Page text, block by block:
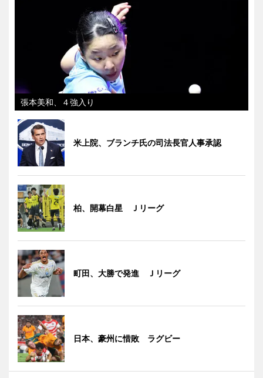
張本美和、４強入り
米上院、ブランチ氏の司法長官人事承認
柏、開幕白星 Ｊリーグ
町田、大勝で発進 Ｊリーグ
日本、豪州に惜敗 ラグビー